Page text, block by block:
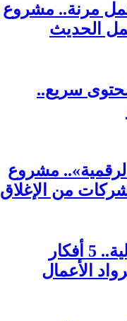
مرنة.. مشروع
الحديث
محتوى سريع..
مشروع
من الإغلاق
بتكاليف أقل ومرونة عالية.. 5 أفكار
الأعمال